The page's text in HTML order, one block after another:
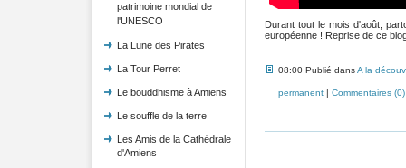
patrimoine mondial de
l'UNESCO
La Lune des Pirates
La Tour Perret
Le bouddhisme à Amiens
Le souffle de la terre
Les Amis de la Cathédrale
d'Amiens
Durant tout le mois d'août,
européenne ! Reprise de ce
08:00 Publié dansA la
permanent| Commentaires (0)